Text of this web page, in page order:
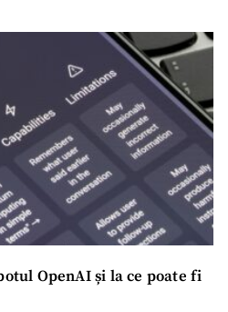
OpenAI și la ce poate fi